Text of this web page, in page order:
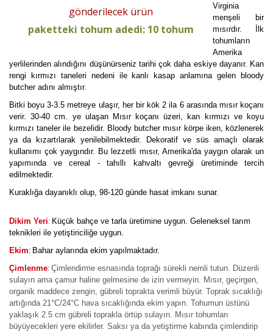
gönderilecek ürün
paketteki tohum adedi: 10 tohum
Virginia
menşeli bir
mısırdır. İlk
tohumların
Amerika
yerlilerinden alındığını düşünürseniz tarihi çok daha eskiye dayanır. Kan
rengi kırmızı taneleri nedeni ile kanlı kasap anlamına gelen bloody
butcher adını almıştır.
Bitki boyu 3-3.5 metreye ulaşır, her bir kök 2 ila 6 arasında mısır koçanı
verir. 30-40 cm. ye ulaşan Mısır koçanı üzeri, kan kırmızı ve koyu
kırmızı taneler ile bezelidir. Bloody butcher mısır körpe iken, közlenerek
ya da kızartılarak yenilebilmektedir. Dekoratif ve süs amaçlı olarak
kullanımı çok yaygındır. Bu lezzetli mısır, Amerika'da yaygın olarak un
yapımında ve cereal - tahıllı kahvaltı gevreği üretiminde tercih
edilmektedir.
Kuraklığa dayanıklı olup, 98-120 günde hasat imkanı sunar.
Dikim Yeri: Küçük bahçe ve tarla üretimine uygun. Geleneksel tarım
teknikleri ile yetiştiriciliğe uygun.
Ekim: Bahar aylarında ekim yapılmaktadır.
Çimlenme: Çimlendirme esnasında toprağı sürekli nemli tutun. Düzenli
sulayın ama çamur haline gelmesine de izin vermeyin. Mısır, geçirgen,
organik maddece zengin, gübreli toprakta verimli büyür. Toprak sıcaklığı
artığında 21°C/24°C hava sıcaklığında ekim yapın. Tohumun üstünü
yaklaşık 2.5 cm gübreli toprakla örtüp sulayın. Mısır tohumları
büyüyecekleri yere ekilirler. Saksı ya da yetiştirme kabında çimlendirip